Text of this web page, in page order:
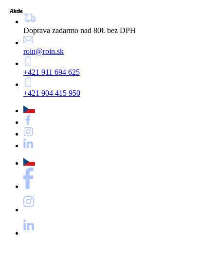
Doprava zadarmo nad 80€ bez DPH
roin@roin.sk
+421 911 694 625
+421 904 415 950
Akcia
Akcia
Akcia
Akcia
Akcia
Akcia